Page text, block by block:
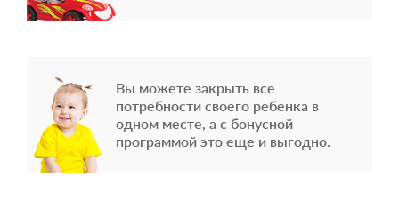
Вы можете закрыть все
потребности своего ребенка в
одном месте, а с бонусной
программой это еще и выгодно.